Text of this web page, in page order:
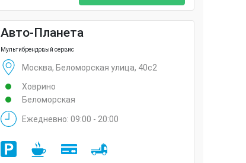
Авто-Планета
Мультибрендовый сервис
Москва, Беломорская улица, 40с2
Ховрино
Беломорская
Ежедневно: 09:00 - 20:00